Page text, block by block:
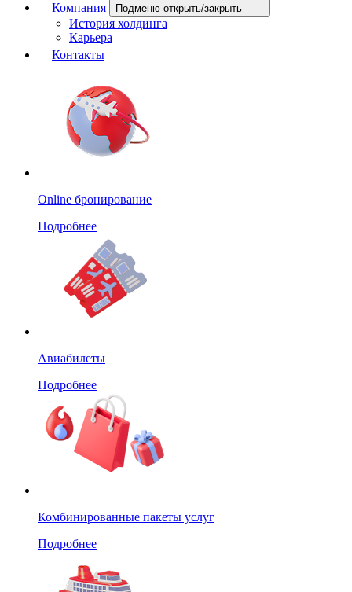
Компания
Подменю открыть/закрыть
История холдинга
Карьера
Контакты
Online бронирование
Подробнее
Авиабилеты
Подробнее
Комбинированные пакеты услуг
Подробнее